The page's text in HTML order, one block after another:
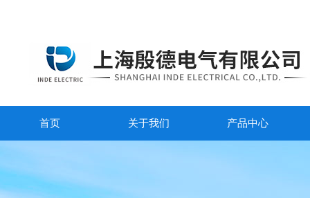
首页 关于我们 产品中心